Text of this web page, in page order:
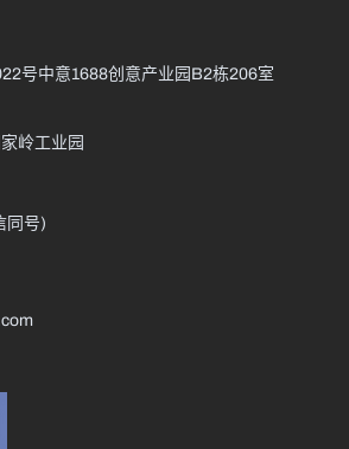
号中意1688创意产业园B2栋206室
岭工业园
同号)